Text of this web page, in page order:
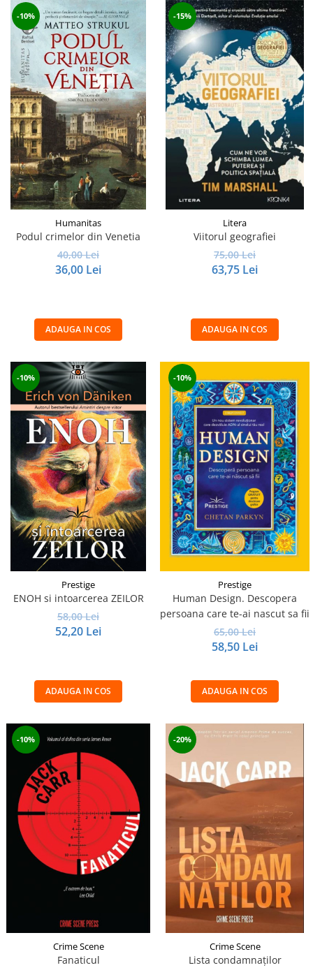
-10%
Humanitas
Podul crimelor din Venetia
40,00 Lei
36,00 Lei
ADAUGA IN COS
-15%
Litera
Viitorul geografiei
75,00 Lei
63,75 Lei
ADAUGA IN COS
-10%
Prestige
ENOH si intoarcerea ZEILOR
58,00 Lei
52,20 Lei
ADAUGA IN COS
-10%
Prestige
Human Design. Descopera
persoana care te-ai nascut sa fii
65,00 Lei
58,50 Lei
ADAUGA IN COS
-10%
Crime Scene
Fanaticul
-20%
Crime Scene
Lista condamnaților